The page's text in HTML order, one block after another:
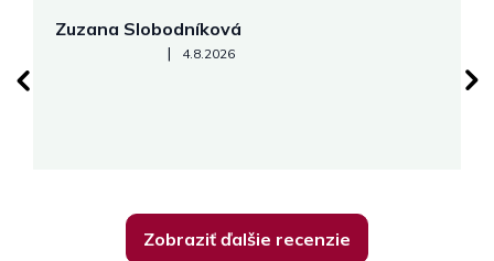
Zuzana Slobodníková
Hodnotenie obchodu je 5 z 5 hviezdičiek.
| 4.8.2026
Zobraziť ďalšie recenzie